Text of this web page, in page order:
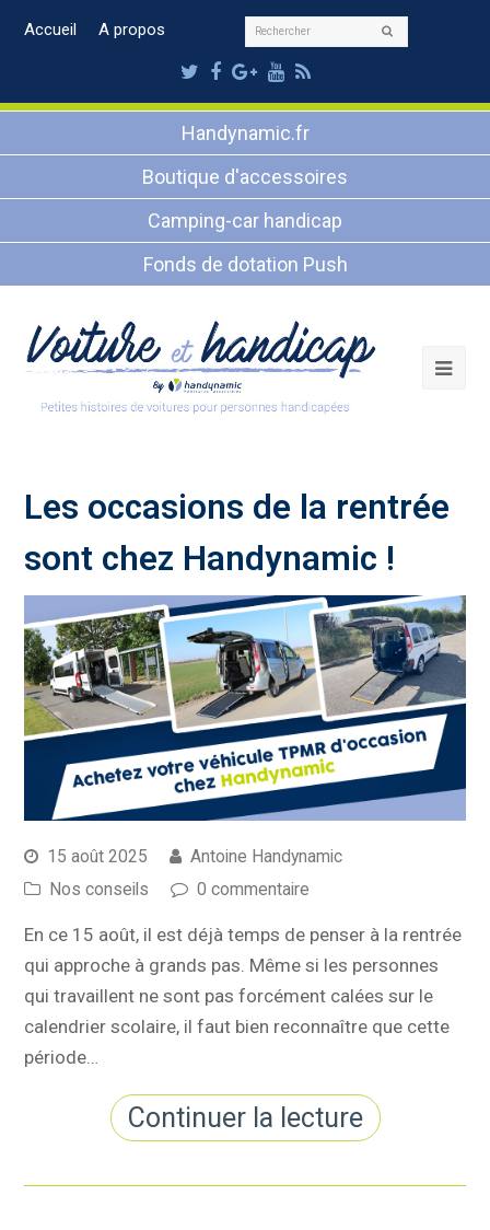
Accueil A propos Rechercher
Twitter
Facebook
Google
Plus
Youtube
RSS
Handynamic.fr
Boutique d'accessoires
Camping-car handicap
Fonds de dotation Push
Les occasions de la rentrée
sont chez Handynamic !
15 août 2025
Antoine Handynamic
Nos conseils
0 commentaire
En ce 15 août, il est déjà temps de penser à la rentrée
qui approche à grands pas. Même si les personnes
qui travaillent ne sont pas forcément calées sur le
calendrier scolaire, il faut bien reconnaître que cette
période…
Continuer la lecture